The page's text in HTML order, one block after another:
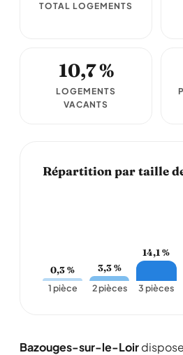
TOTAL LOGEMENTS
10,7 %
LOGEMENTS
VACANTS
Répartition par taille
0,3 %
1 pièce
3,3 %
2 pièces
14,1 %
3 pièces
Bazouges-sur-le-Loir